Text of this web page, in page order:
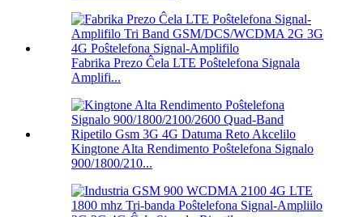
Fabrika Prezo Ĉela LTE Poŝtelefona Signala
Amplifi...
Kingtone Alta Rendimento Poŝtelefona Signalo
900/1800/210...